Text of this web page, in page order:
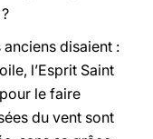
disaient :
l’Esprit Saint
le faire
du vent sont